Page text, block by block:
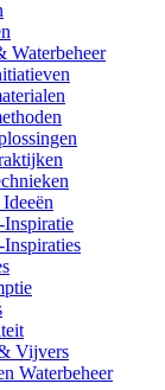
Waterbeheer
Inspiratie
Inspiraties
Vijvers
Waterbeheer